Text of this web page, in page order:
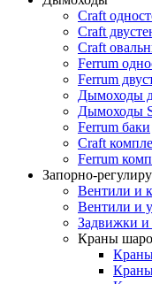
Craft
Craft
Craft
Ferrum
Ferrum
Дымоходы
Дымоходы
Ferrum баки
Craft
Ferrum
Запорно-
Вентили и
Вентили и
Задвижки и
Краны